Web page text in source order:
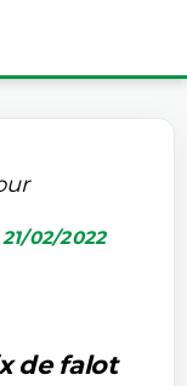
02/2022
de falot